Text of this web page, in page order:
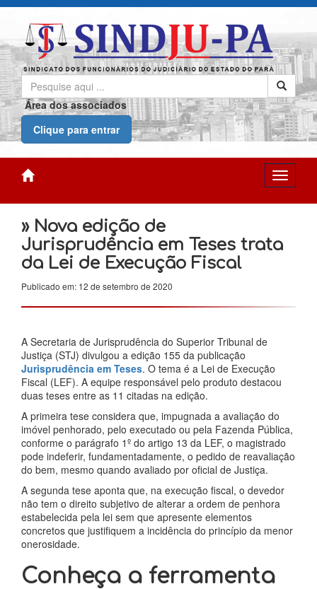
Área dos associados
Clique para entrar
» Nova edição de
Jurisprudência em Teses trata
da Lei de Execução Fiscal
Publicado em: 12 de setembro de 2020
​A Secretaria de Jurisprudência do Superior Tribunal de
Justiça (STJ) divulgou a edição 155 da publicação
Jurisprudência em Teses. O tema é a Lei de Execução
Fiscal (LEF). A equipe responsável pelo produto destacou
duas teses entre as 11 citadas na edição.
A primeira tese considera que, impugnada a avaliação do
imóvel penhorado, pelo executado ou pela Fazenda Pública,
conforme o parágrafo 1º do artigo 13 da LEF, o magistrado
pode indeferir, fundamentadamente, o pedido de reavaliação
do bem, mesmo quando avaliado por oficial de Justiça.
A segunda tese aponta que, na execução fiscal, o devedor
não tem o direito subjetivo de alterar a ordem de penhora
estabelecida pela lei sem que apresente elementos
concretos que justifiquem a incidência do princípio da menor
onerosidade.
Conheça a ferramen​​​ta